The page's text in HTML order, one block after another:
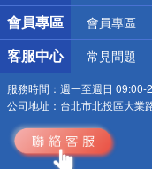
會員專區 會員專區
客服中心 常見問題
服務時間： 週一至週日 09:00-
公司地址： 台北市北投區大業